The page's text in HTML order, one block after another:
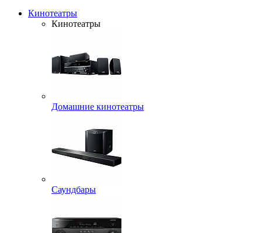
Кинотеатры
Кинотеатры
Домашние кинотеатры
Саундбары